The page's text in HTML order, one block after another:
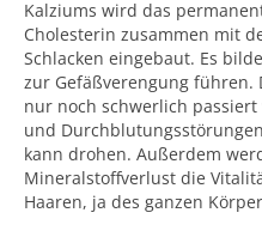
Kalziums wird das
Cholesterin zusammen mit
Schlacken eingebaut. Es
zur Gefäßverengung führen.
nur noch schwerlich
und
kann drohen. Außerdem
Mineralstoffverlust die
Haaren, ja des ganzen